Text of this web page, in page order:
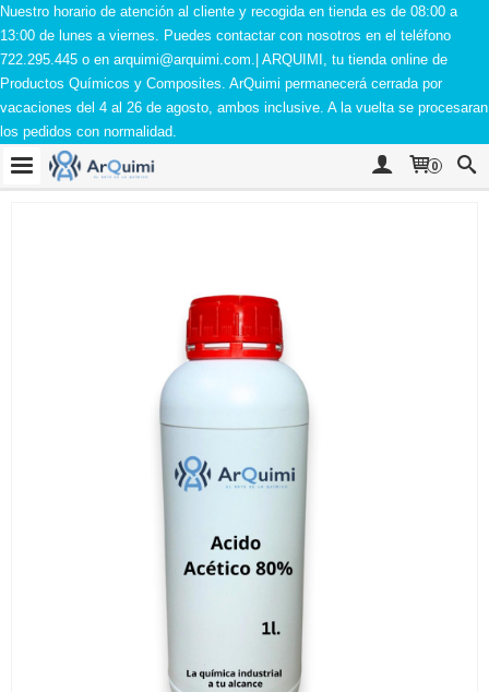
Nuestro horario de atención al cliente y recogida en tienda es de 08:00 a
13:00 de lunes a viernes. Puedes contactar con nosotros en el teléfono
722.295.445 o en arquimi@arquimi.com.| ARQUIMI, tu tienda online de
Productos Químicos y Composites. ArQuimi permanecerá cerrada por
vacaciones del 4 al 26 de agosto, ambos inclusive. A la vuelta se procesaran
los pedidos con normalidad.
0